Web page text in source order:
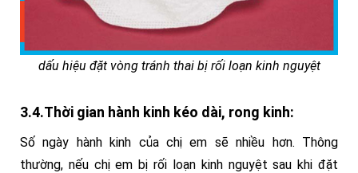
dấu hiệu đặt vòng tránh thai bị rối loạn kinh nguyệt
3.4.Thời gian hành kinh kéo dài, rong kinh:
Số ngày hành kinh của chị em sẽ nhiều hơn. Thông
thường, nếu chị em bị rối loạn kinh nguyệt sau khi đặt